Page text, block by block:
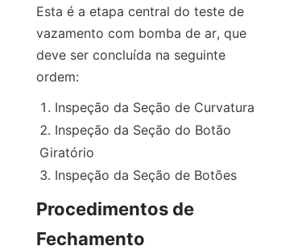
Esta é a etapa central do teste de
vazamento com bomba de ar, que
deve ser concluída na seguinte
ordem:
Inspeção da Seção de Curvatura
Inspeção da Seção do Botão
Giratório
Inspeção da Seção de Botões
Procedimentos de
Fechamento